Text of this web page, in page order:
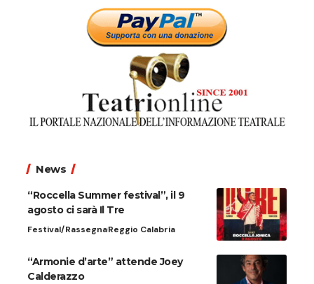
News
“Roccella Summer festival”, il 9
agosto ci sarà Il Tre
Festival/RassegnaReggio Calabria
“Armonie d’arte” attende Joey
Calderazzo